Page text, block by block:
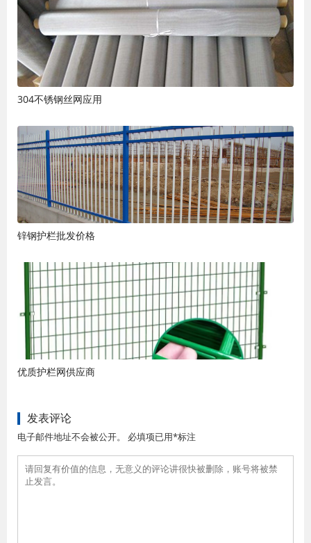
304不锈钢丝网应用
锌钢护栏批发价格
优质护栏网供应商
发表评论
电子邮件地址不会被公开。 必填项已用*标注